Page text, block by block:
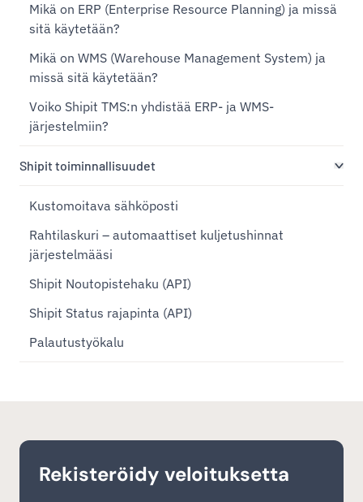
Mikä on ERP (Enterprise Resource Planning) ja missä
sitä käytetään?
Mikä on WMS (Warehouse Management System) ja
missä sitä käytetään?
Voiko Shipit TMS:n yhdistää ERP- ja WMS-
järjestelmiin?
Shipit toiminnallisuudet
Kustomoitava sähköposti
Rahtilaskuri – automaattiset kuljetushinnat
järjestelmääsi
Shipit Noutopistehaku (API)
Shipit Status rajapinta (API)
Palautustyökalu
Rekisteröidy veloituksetta